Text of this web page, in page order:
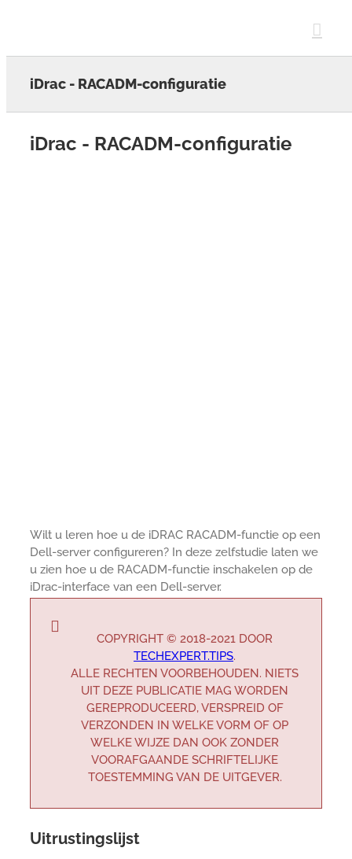
iDrac - RACADM-configuratie
iDrac - RACADM-configuratie
Wilt u leren hoe u de iDRAC RACADM-functie op een
Dell-server configureren? In deze zelfstudie laten we
u zien hoe u de RACADM-functie inschakelen op de
iDrac-interface van een Dell-server.
COPYRIGHT © 2018-2021 DOOR
TECHEXPERT.TIPS.
ALLE RECHTEN VOORBEHOUDEN. NIETS
UIT DEZE PUBLICATIE MAG WORDEN
GEREPRODUCEERD, VERSPREID OF
VERZONDEN IN WELKE VORM OF OP
WELKE WIJZE DAN OOK ZONDER
VOORAFGAANDE SCHRIFTELIJKE
TOESTEMMING VAN DE UITGEVER.
Uitrustingslijst